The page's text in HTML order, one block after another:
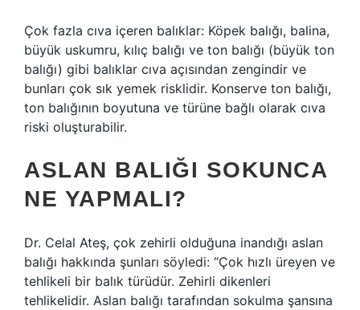
Çok fazla cıva içeren balıklar: Köpek balığı, balina,
büyük uskumru, kılıç balığı ve ton balığı (büyük ton
balığı) gibi balıklar cıva açısından zengindir ve
bunları çok sık yemek risklidir. Konserve ton balığı,
ton balığının boyutuna ve türüne bağlı olarak cıva
riski oluşturabilir.
ASLAN BALIĞI SOKUNCA
NE YAPMALI?
Dr. Celal Ateş, çok zehirli olduğuna inandığı aslan
balığı hakkında şunları söyledi: “Çok hızlı üreyen ve
tehlikeli bir balık türüdür. Zehirli dikenleri
tehlikelidir. Aslan balığı tarafından sokulma şansına